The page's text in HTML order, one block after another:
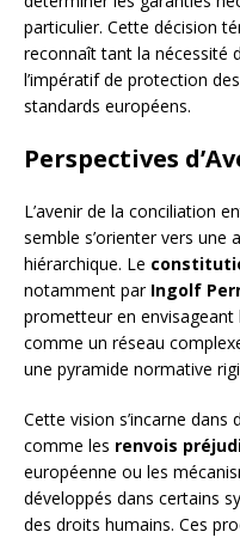
particulier. Cette décision
reconnaît tant la nécessité
l’impératif de protection
standards européens.
Perspectives
L’avenir de la conciliation
semble s’orienter vers une
hiérarchique. Le
notamment par Ingolf
prometteur en
comme un réseau
une pyramide normative
Cette vision s’incarne
comme les renvois
européenne ou les
développés dans certains
des droits humains. Ces